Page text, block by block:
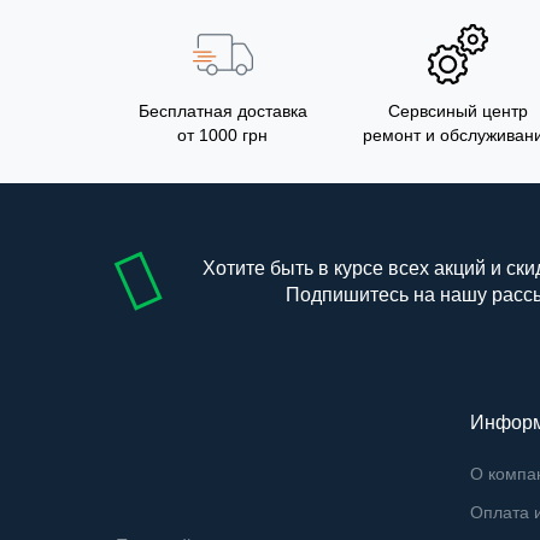
Бесплатная доставка
от 1000 грн
Сервсиный центр
ремонт и
Хотите быть в курсе всех акций и
Подпишитесь на нашу
О
Оплата